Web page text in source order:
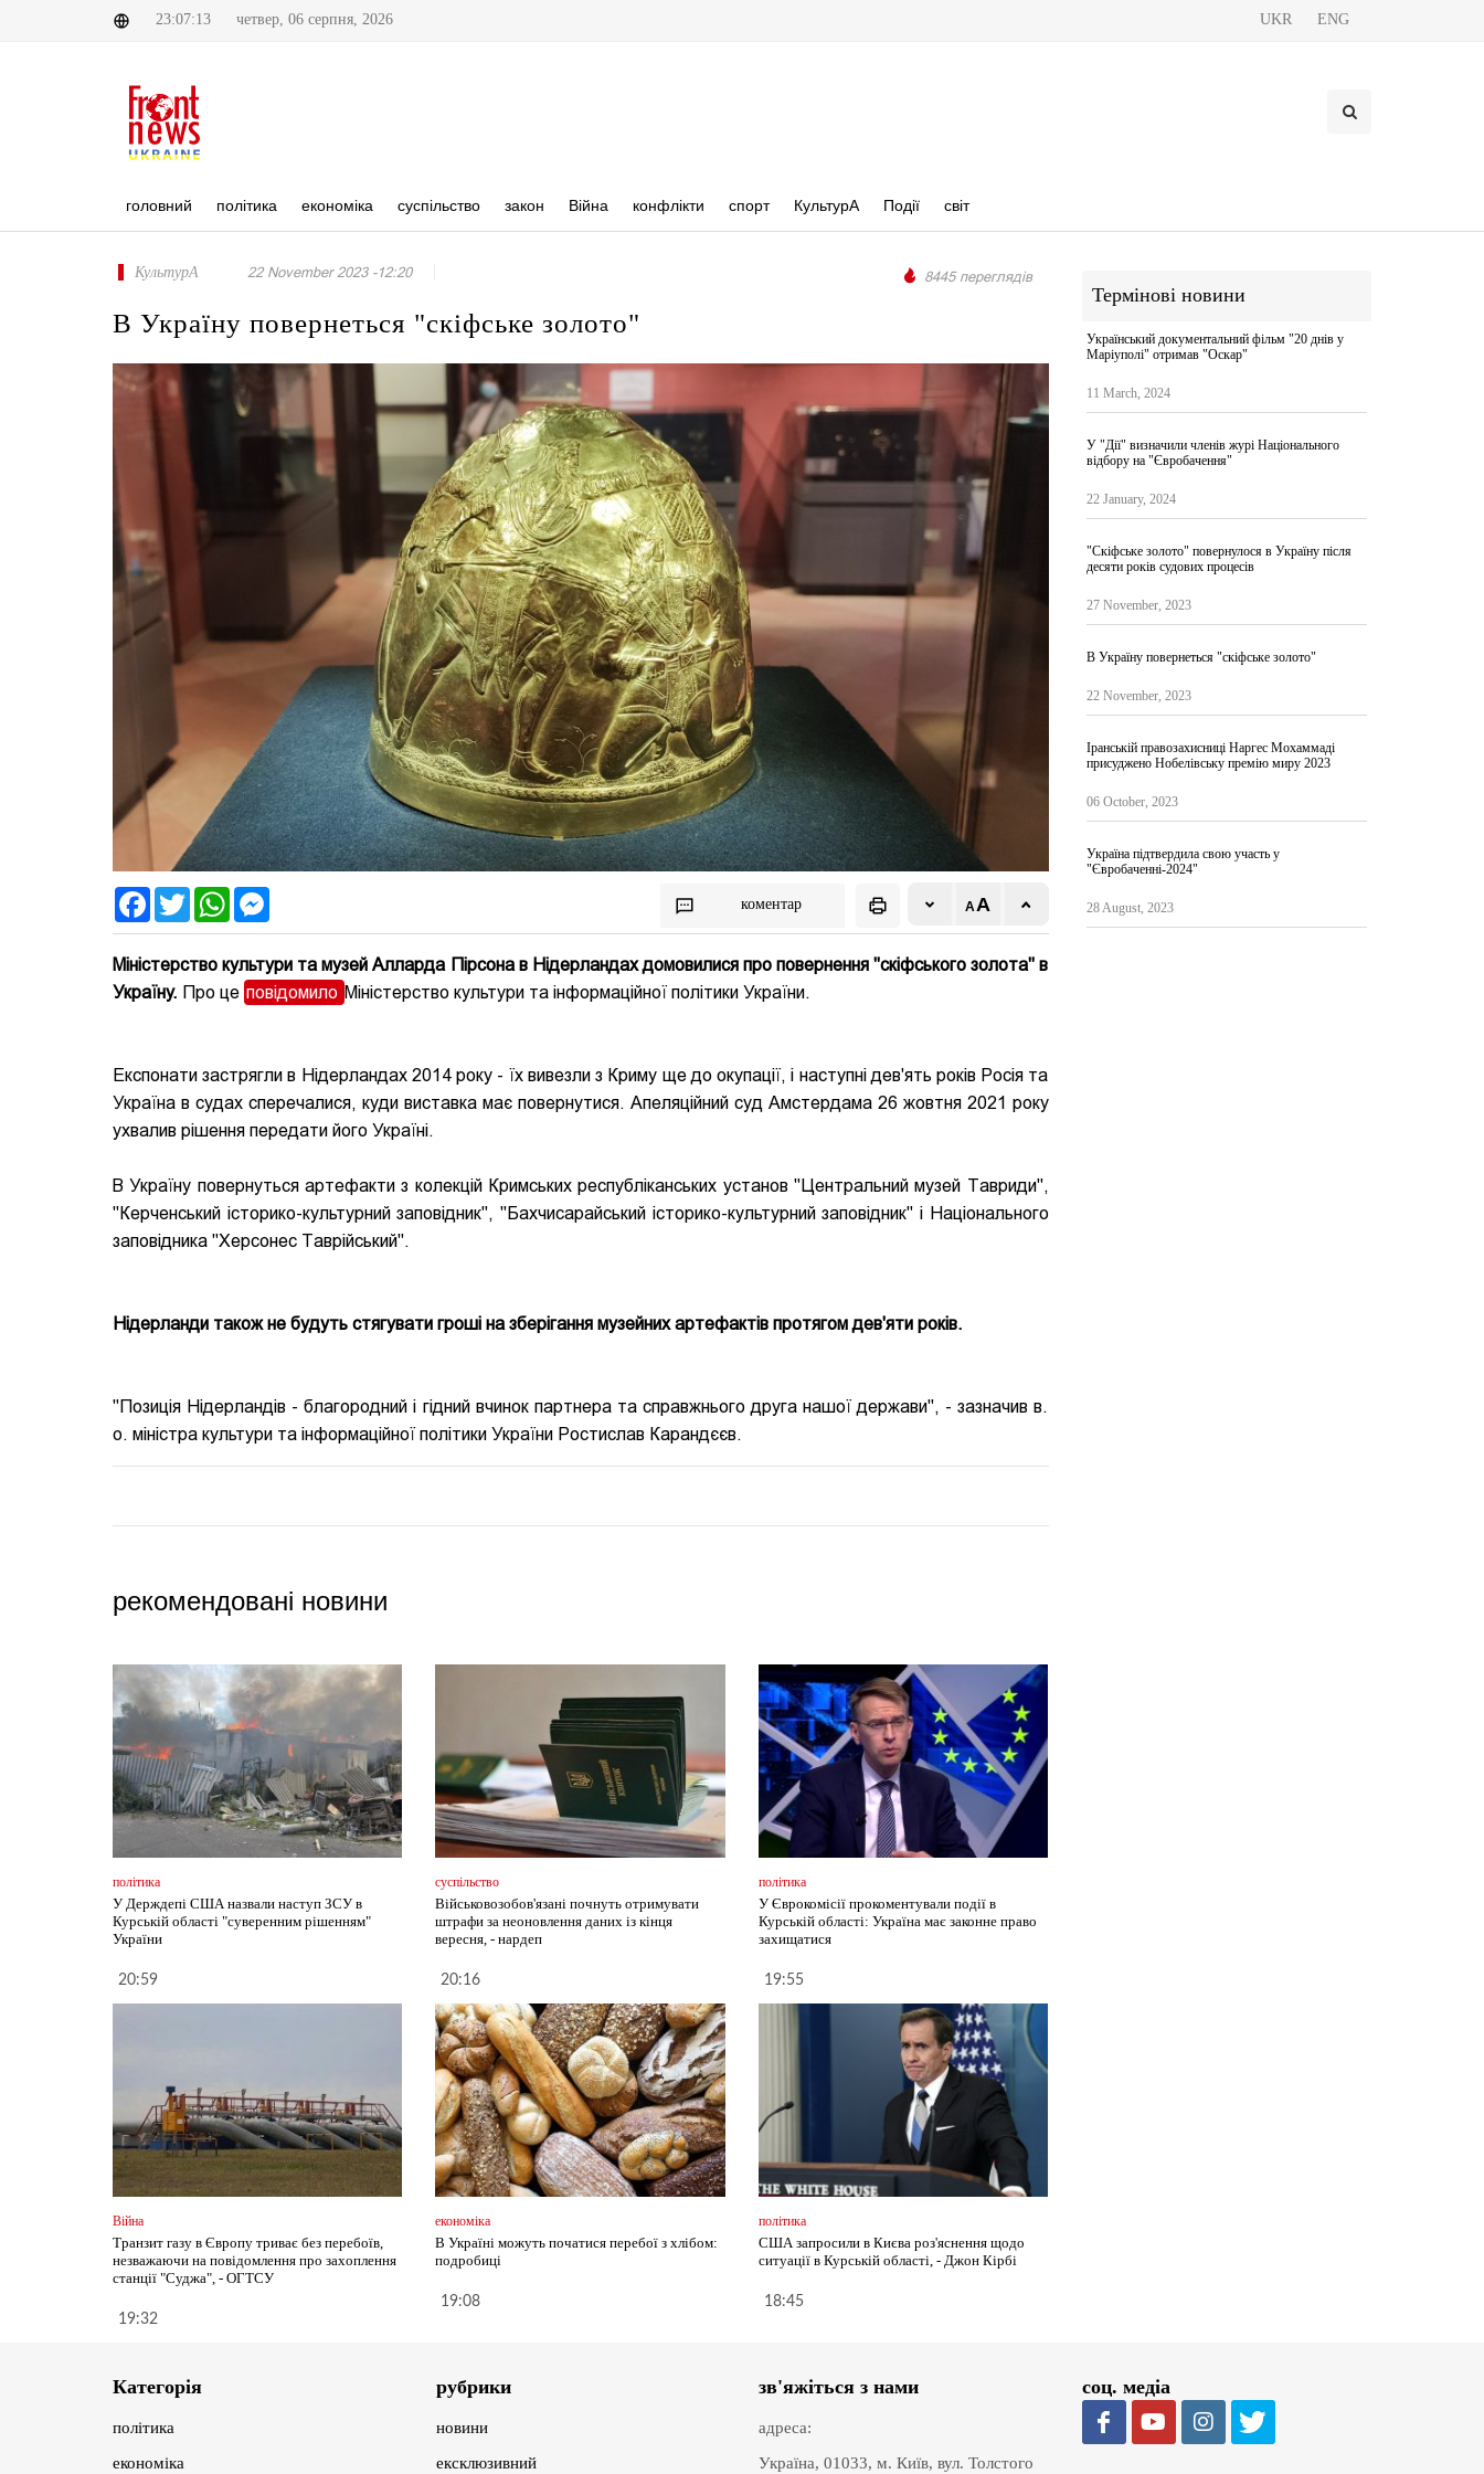
23:07:13 четвер, 06 серпня, 2026 UKR ENG
головний політика економіка суспільство закон Війна конфлікти спорт КультурА Події світ
КультурА 22 November 2023 -12:20 8445 переглядів
В Україну повернеться "скіфське золото"
FacebookTwitter WhatsApp коментар
Міністерство культури та музей Алларда Пірсона в Нідерландах домовилися про повернення "скіфського золота" в
Україну. Про це повідомило Міністерство культури та інформаційної політики України.
Експонати застрягли в Нідерландах 2014 року - їх вивезли з Криму ще до окупації, і наступні дев'ять років Росія та
Україна в судах сперечалися, куди виставка має повернутися. Апеляційний суд Амстердама 26 жовтня 2021 року
ухвалив рішення передати його Україні.
В Україну повернуться артефакти з колекцій Кримських республіканських установ "Центральний музей Тавриди",
"Керченський історико-культурний заповідник", "Бахчисарайський історико-культурний заповідник" і Національного
заповідника "Херсонес Таврійський".
Нідерланди також не будуть стягувати гроші на зберігання музейних артефактів протягом дев'яти років.
"Позиція Нідерландів - благородний і гідний вчинок партнера та справжнього друга нашої держави", - зазначив в.
о. міністра культури та інформаційної політики України Ростислав Карандєєв.
рекомендовані новини
політика
У Держдепі США назвали наступ ЗСУ в
Курській області "суверенним рішенням"
України
20:59
суспільство
Військовозобов'язані почнуть отримувати
штрафи за неоновлення даних із кінця
вересня, - нардеп
20:16
політика
У Єврокомісії прокоментували події в
Курській області: Україна має законне право
захищатися
19:55
Війна
Транзит газу в Європу триває без перебоїв,
незважаючи на повідомлення про захоплення
станції "Суджа", - ОГТСУ
19:32
економіка
В Україні можуть початися перебої з хлібом:
подробиці
19:08
політика
США запросили в Києва роз'яснення щодо
ситуації в Курській області, - Джон Кірбі
18:45
Термінові новини
Український документальний фільм "20 днів у
Маріуполі" отримав "Оскар"
11 March, 2024
У "Дії" визначили членів журі Національного
відбору на "Євробачення"
22 January, 2024
"Скіфське золото" повернулося в Україну після
десяти років судових процесів
27 November, 2023
В Україну повернеться "скіфське золото"
22 November, 2023
Іранській правозахисниці Наргес Мохаммаді
присуджено Нобелівську премію миру 2023
06 October, 2023
Україна підтвердила свою участь у
"Євробаченні-2024"
28 August, 2023
Категорія
політика
економіка
рубрики
новини
ексклюзивний
зв'яжіться з нами
адреса:
Україна, 01033, м. Київ, вул. Толстого
соц. медіа